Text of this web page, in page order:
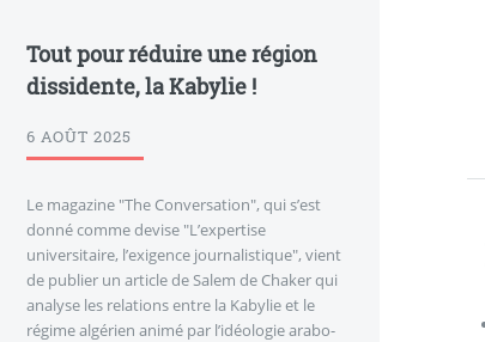
Tout pour réduire une région
dissidente, la Kabylie !
6 AOÛT 2025
Le magazine "The Conversation", qui s’est
donné comme devise "L’expertise
universitaire, l’exigence journalistique", vient
de publier un article de Salem de Chaker qui
analyse les relations entre la Kabylie et le
régime algérien animé par l’idéologie arabo-